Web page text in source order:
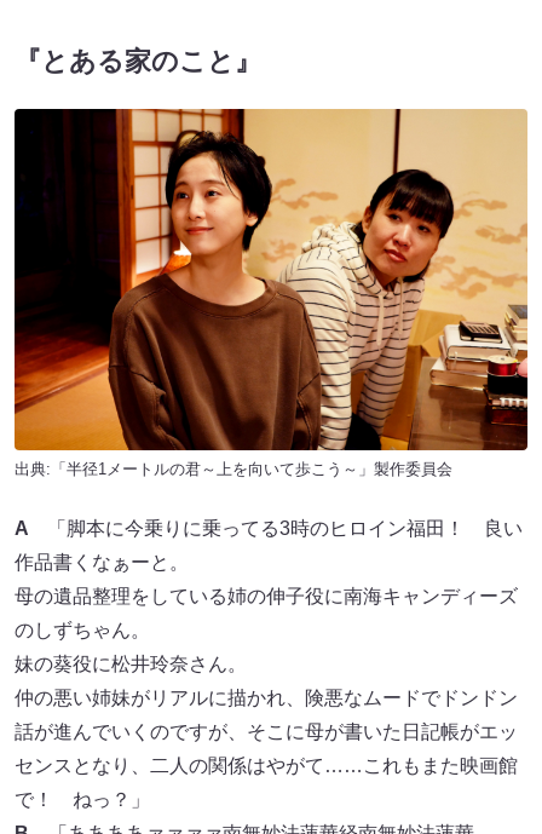
『とある家のこと』
出典:「半径1メートルの君～上を向いて歩こう～」製作委員会
A
「脚本に今乗りに乗ってる3時のヒロイン福田！ 良い
作品書くなぁーと。
母の遺品整理をしている姉の伸子役に南海キャンディーズ
のしずちゃん。
妹の葵役に松井玲奈さん。
仲の悪い姉妹がリアルに描かれ、険悪なムードでドンドン
話が進んでいくのですが、そこに母が書いた日記帳がエッ
センスとなり、二人の関係はやがて……これもまた映画館
で！ ねっ？」